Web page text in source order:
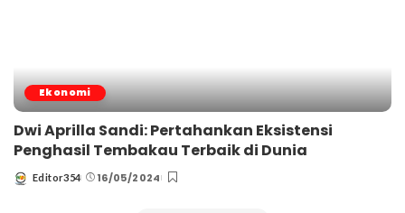
Ekonomi
Dwi Aprilla Sandi: Pertahankan Eksistensi
Penghasil Tembakau Terbaik di Dunia
Posted
Editor354 16/05/2024